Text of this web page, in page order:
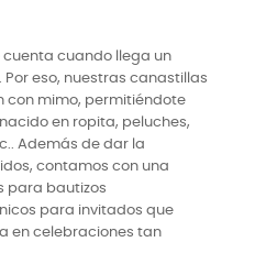
cuando llega un
eso, nuestras canastillas
con mimo, permitiéndote
en ropita, peluches,
Además de dar la
contamos con una
para bautizos
para invitados que
en celebraciones tan